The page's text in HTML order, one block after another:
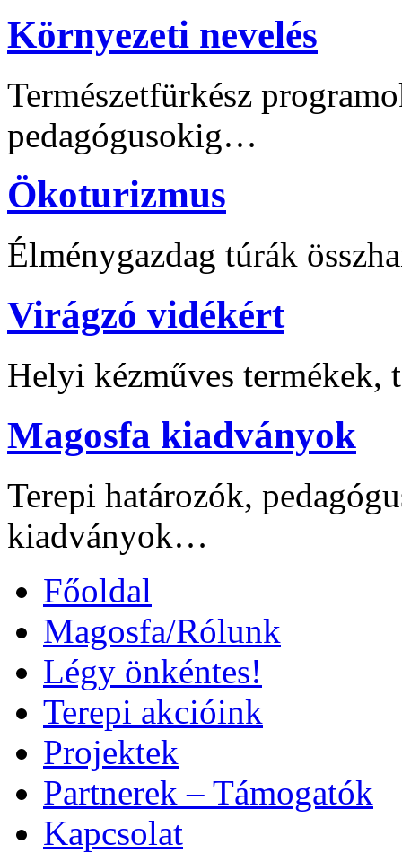
Környezeti nevelés
Természetfürkész
pedagógusokig…
Ökoturizmus
Élménygazdag túrák
Virágzó vidékért
Helyi kézműves
Magosfa kiadványok
Terepi határozók,
kiadványok…
Főoldal
Magosfa/Rólunk
Légy önkéntes!
Terepi akcióink
Projektek
Partnerek – Támogatók
Kapcsolat